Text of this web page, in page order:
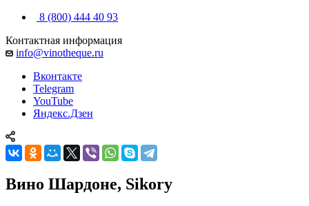
8 (800) 444 40 93
Контактная информация
info@vinotheque.ru
Вконтакте
Telegram
YouTube
Яндекс.Дзен
Вино Шардоне, Sikory